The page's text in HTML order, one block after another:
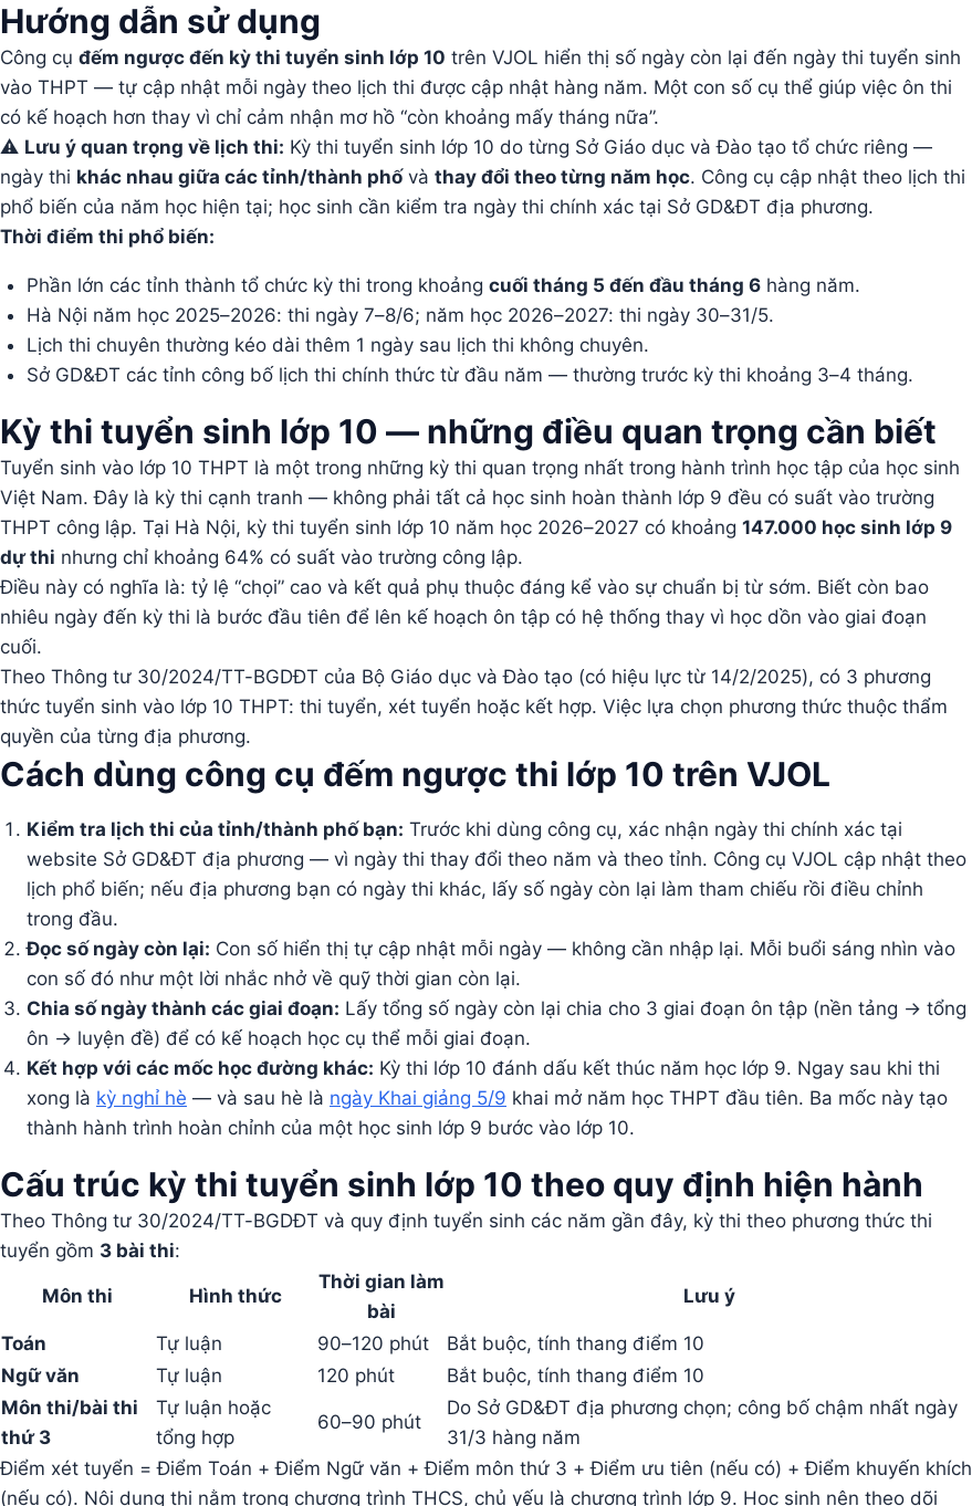
Hướng dẫn sử dụng
Công cụ đếm ngược đến kỳ thi tuyển sinh lớp 10 trên VJOL hiển thị số ngày còn lại đến ngày thi tuyển sinh
vào THPT — tự cập nhật mỗi ngày theo lịch thi được cập nhật hàng năm. Một con số cụ thể giúp việc ôn thi
có kế hoạch hơn thay vì chỉ cảm nhận mơ hồ “còn khoảng mấy tháng nữa”.
⚠️ Lưu ý quan trọng về lịch thi: Kỳ thi tuyển sinh lớp 10 do từng Sở Giáo dục và Đào tạo tổ chức riêng —
ngày thi khác nhau giữa các tỉnh/thành phốvà thay đổi theo từng năm học. Công cụ cập nhật theo lịch thi
phổ biến của năm học hiện tại; học sinh cần kiểm tra ngày thi chính xác tại Sở GD&ĐT địa phương.
Thời điểm thi phổ biến:
Phần lớn các tỉnh thành tổ chức kỳ thi trong khoảng cuối tháng 5 đến đầu tháng 6 hàng năm.
Hà Nội năm học 2025–2026: thi ngày 7–8/6; năm học 2026–2027: thi ngày 30–31/5.
Lịch thi chuyên thường kéo dài thêm 1 ngày sau lịch thi không chuyên.
Sở GD&ĐT các tỉnh công bố lịch thi chính thức từ đầu năm — thường trước kỳ thi khoảng 3–4 tháng.
Kỳ thi tuyển sinh lớp 10 — những điều quan trọng cần biết
Tuyển sinh vào lớp 10 THPT là một trong những kỳ thi quan trọng nhất trong hành trình học tập của học sinh
Việt Nam. Đây là kỳ thi cạnh tranh — không phải tất cả học sinh hoàn thành lớp 9 đều có suất vào trường
THPT công lập. Tại Hà Nội, kỳ thi tuyển sinh lớp 10 năm học 2026–2027 có khoảng 147.000 học sinh lớp 9
dự thi nhưng chỉ khoảng 64% có suất vào trường công lập.
Điều này có nghĩa là: tỷ lệ “chọi” cao và kết quả phụ thuộc đáng kể vào sự chuẩn bị từ sớm. Biết còn bao
nhiêu ngày đến kỳ thi là bước đầu tiên để lên kế hoạch ôn tập có hệ thống thay vì học dồn vào giai đoạn
cuối.
Theo Thông tư 30/2024/TT-BGDĐT của Bộ Giáo dục và Đào tạo (có hiệu lực từ 14/2/2025), có 3 phương
thức tuyển sinh vào lớp 10 THPT: thi tuyển, xét tuyển hoặc kết hợp. Việc lựa chọn phương thức thuộc thẩm
quyền của từng địa phương.
Cách dùng công cụ đếm ngược thi lớp 10 trên VJOL
Kiểm tra lịch thi của tỉnh/thành phố bạn: Trước khi dùng công cụ, xác nhận ngày thi chính xác tại
website Sở GD&ĐT địa phương — vì ngày thi thay đổi theo năm và theo tỉnh. Công cụ VJOL cập nhật theo
lịch phổ biến; nếu địa phương bạn có ngày thi khác, lấy số ngày còn lại làm tham chiếu rồi điều chỉnh
trong đầu.
Đọc số ngày còn lại: Con số hiển thị tự cập nhật mỗi ngày — không cần nhập lại. Mỗi buổi sáng nhìn vào
con số đó như một lời nhắc nhở về quỹ thời gian còn lại.
Chia số ngày thành các giai đoạn: Lấy tổng số ngày còn lại chia cho 3 giai đoạn ôn tập (nền tảng → tổng
ôn → luyện đề) để có kế hoạch học cụ thể mỗi giai đoạn.
Kết hợp với các mốc học đường khác: Kỳ thi lớp 10 đánh dấu kết thúc năm học lớp 9. Ngay sau khi thi
xong là kỳ nghỉ hè — và sau hè là ngày Khai giảng 5/9 khai mở năm học THPT đầu tiên. Ba mốc này tạo
thành hành trình hoàn chỉnh của một học sinh lớp 9 bước vào lớp 10.
Cấu trúc kỳ thi tuyển sinh lớp 10 theo quy định hiện hành
Theo Thông tư 30/2024/TT-BGDĐT và quy định tuyển sinh các năm gần đây, kỳ thi theo phương thức thi
tuyển gồm 3 bài thi:
Môn thi Hình thức
Thời gian làm
bài
Lưu ý
Toán Tự luận 90–120 phút
Bắt buộc, tính thang điểm 10
Ngữ văn
Tự luận 120 phút
Bắt buộc, tính thang điểm 10
Môn thi/bài thi
thứ 3
Tự luận hoặc
tổng hợp
60–90 phút
Do Sở GD&ĐT địa phương chọn; công bố chậm nhất ngày
31/3 hàng năm
Điểm xét tuyển = Điểm Toán + Điểm Ngữ văn + Điểm môn thứ 3 + Điểm ưu tiên (nếu có) + Điểm khuyến khích
(nếu có). Nội dung thi nằm trong chương trình THCS, chủ yếu là chương trình lớp 9. Học sinh nên theo dõi